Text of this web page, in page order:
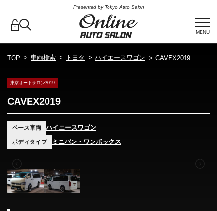
Presented by Tokyo Auto Salon
MENU
TOP 車両検索 トヨタ ハイエースワゴン CAVEX2019
東京オートサロン2019
CAVEX2019
ベース車両 ハイエースワゴン
ボディタイプ ミニバン・ワンボックス